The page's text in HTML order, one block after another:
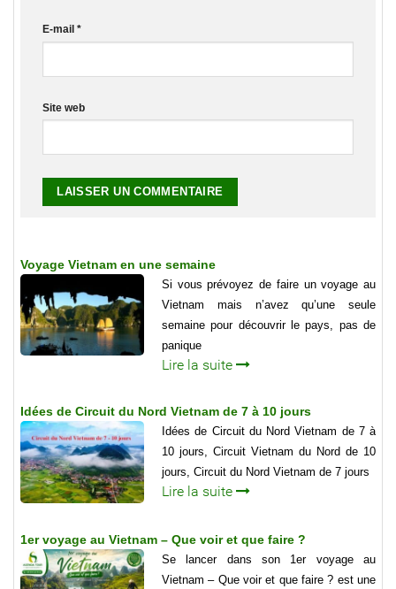
E-mail *
Site web
Voyage Vietnam en une semaine
Si vous prévoyez de faire un voyage au
Vietnam mais n’avez qu’une seule
semaine pour découvrir le pays, pas de
panique
Lire la suite
Idées de Circuit du Nord Vietnam de 7 à 10 jours
Idées de Circuit du Nord Vietnam de 7 à
10 jours, Circuit Vietnam du Nord de 10
jours, Circuit du Nord Vietnam de 7 jours
Lire la suite
1er voyage au Vietnam – Que voir et que faire ?
Se lancer dans son 1er voyage au
Vietnam – Que voir et que faire ? est une